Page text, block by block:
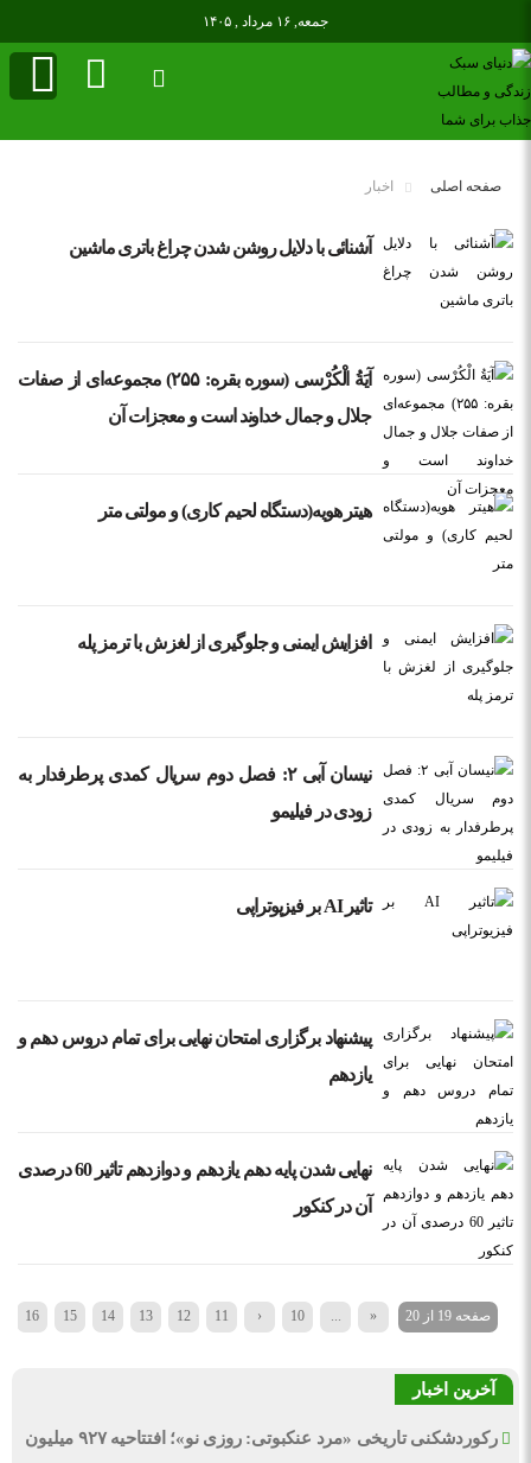
جمعه, ۱۶ مرداد , ۱۴۰۵
صفحه اصلی اخبار
آشنائی با دلایل روشن شدن چراغ باتری ماشین
آيَةُ الْكُرْسى‌ (سوره بقره: ۲۵۵) مجموعه‌ای از صفات
جلال و جمال خداوند است و معجزات آن
هیتر هویه(دستگاه لحیم کاری) و مولتی متر
افزایش ایمنی و جلوگیری از لغزش با ترمز پله
نیسان آبی ۲: فصل دوم سریال کمدی پرطرفدار به
زودی در فیلیمو
تاثیر AI بر فیزیوتراپی
پیشنهاد برگزاری امتحان نهایی برای تمام دروس دهم و
یازدهم
نهایی شدن پایه دهم یازدهم و دوازدهم تاثیر 60 درصدی
آن در کنکور
صفحه 19 از 20 «
...
10
‹
11
12
13
14
15
16
آخرین اخبار
رکوردشکنی تاریخی «مرد عنکبوتی: روزی نو»؛ افتتاحیه ۹۲۷ میلیون